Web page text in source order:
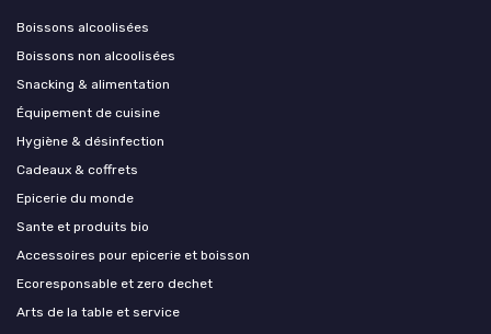
Boissons alcoolisées
Boissons non alcoolisées
Snacking & alimentation
Équipement de cuisine
Hygiène & désinfection
Cadeaux & coffrets
Epicerie du monde
Sante et produits bio
Accessoires pour epicerie et boisson
Ecoresponsable et zero dechet
Arts de la table et service